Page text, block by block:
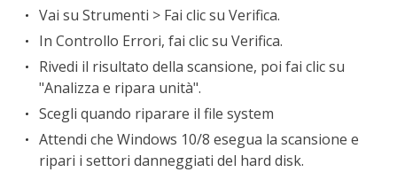
Vai su Strumenti > Fai clic su Verifica.
In Controllo Errori, fai clic su Verifica.
Rivedi il risultato della scansione, poi fai clic su
"Analizza e ripara unità".
Scegli quando riparare il file system
Attendi che Windows 10/8 esegua la scansione e
ripari i settori danneggiati del hard disk.